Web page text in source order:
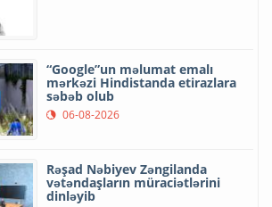
“Google”un məlumat emalı
mərkəzi Hindistanda etirazlara
səbəb olub
06-08-2026
Rəşad Nəbiyev Zəngilanda
vətəndaşların müraciətlərini
dinləyib